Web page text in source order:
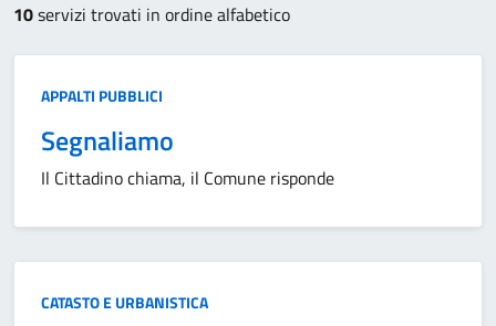
10servizi trovati in ordine alfabetico
Categoria:
APPALTI PUBBLICI
Segnaliamo
Il Cittadino chiama, il Comune risponde
Categoria:
CATASTO E URBANISTICA